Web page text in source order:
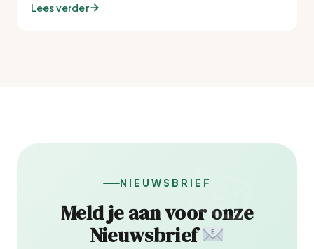
Lees verder
NIEUWSBRIEF
Meld je aan voor onze
Nieuwsbrief